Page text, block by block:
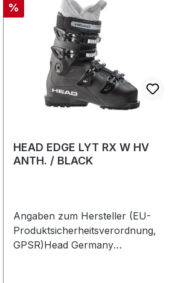
Rabatt
%
HEAD EDGE LYT RX W HV
ANTH. / BLACK
Angaben zum Hersteller (EU-
Produktsicherheitsverordnung,
GPSR)Head Germany